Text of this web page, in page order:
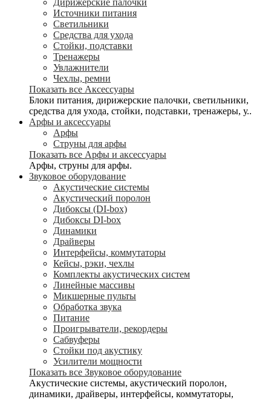
Дирижерские палочки
Источники питания
Светильники
Средства для ухода
Стойки, подставки
Тренажеры
Увлажнители
Чехлы, ремни
Показать все Аксессуары
Блоки питания, дирижерские палочки, светильники,
средства для ухода, стойки, подставки, тренажеры, у..
Арфы и аксессуары
Арфы
Струны для арфы
Показать все Арфы и аксессуары
Арфы, струны для арфы.
Звуковое оборудование
Акустические системы
Акустический поролон
Дибоксы (DI-box)
Дибоксы DI-box
Динамики
Драйверы
Интерфейсы, коммутаторы
Кейсы, рэки, чехлы
Комплекты акустических систем
Линейные массивы
Микшерные пульты
Обработка звука
Питание
Проигрыватели, рекордеры
Сабвуферы
Стойки под акустику
Усилители мощности
Показать все Звуковое оборудование
Акустические системы, акустический поролон,
динамики, драйверы, интерфейсы, коммутаторы,